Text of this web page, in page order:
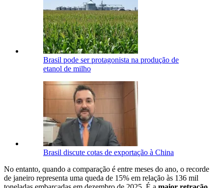
Brasil pode ser protagonista na produção de
etanol de milho
Brasil discute cotas de exportação à China
No entanto, quando a comparação é entre meses do ano, o recorde
de janeiro representa uma queda de 15% em relação às 136 mil